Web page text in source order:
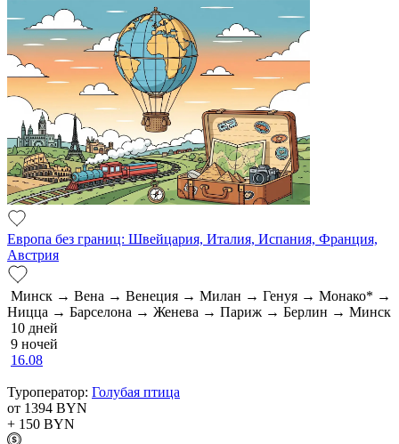
Европа без границ: Швейцария, Италия, Испания, Франция,
Австрия
Минск → Вена → Венеция → Милан → Генуя → Монако* →
Ницца → Барселона → Женева → Париж → Берлин → Минск
10 дней
9 ночей
16.08
Туроператор: Голубая птица
от 1394 BYN
+ 150 BYN